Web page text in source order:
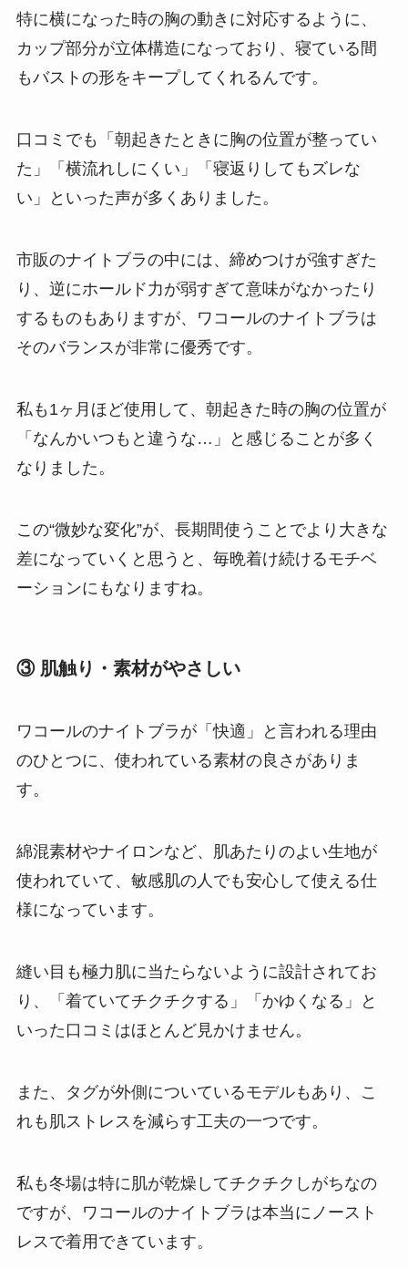
特に横になった時の胸の動きに対応するように、
カップ部分が立体構造になっており、寝ている間
もバストの形をキープしてくれるんです。
口コミでも「朝起きたときに胸の位置が整ってい
た」「横流れしにくい」「寝返りしてもズレな
い」といった声が多くありました。
市販のナイトブラの中には、締めつけが強すぎた
り、逆にホールド力が弱すぎて意味がなかったり
するものもありますが、ワコールのナイトブラは
そのバランスが非常に優秀です。
私も1ヶ月ほど使用して、朝起きた時の胸の位置が
「なんかいつもと違うな…」と感じることが多く
なりました。
この“微妙な変化”が、長期間使うことでより大きな
差になっていくと思うと、毎晩着け続けるモチベ
ーションにもなりますね。
③ 肌触り・素材がやさしい
ワコールのナイトブラが「快適」と言われる理由
のひとつに、使われている素材の良さがありま
す。
綿混素材やナイロンなど、肌あたりのよい生地が
使われていて、敏感肌の人でも安心して使える仕
様になっています。
縫い目も極力肌に当たらないように設計されてお
り、「着ていてチクチクする」「かゆくなる」と
いった口コミはほとんど見かけません。
また、タグが外側についているモデルもあり、こ
れも肌ストレスを減らす工夫の一つです。
私も冬場は特に肌が乾燥してチクチクしがちなの
ですが、ワコールのナイトブラは本当にノースト
レスで着用できています。